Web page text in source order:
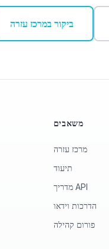
ביקור במרכז עזרה
משאבים
מרכז עזרה
תיעוד
מדריך API
הדרכות וידאו
פורום קהילה